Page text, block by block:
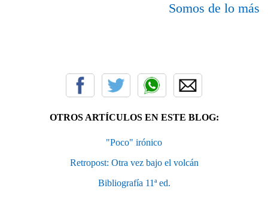
Somos de lo más
OTROS ARTÍCULOS EN ESTE BLOG:
"Poco" irónico
Retropost: Otra vez bajo el volcán
Bibliografía 11ª ed.